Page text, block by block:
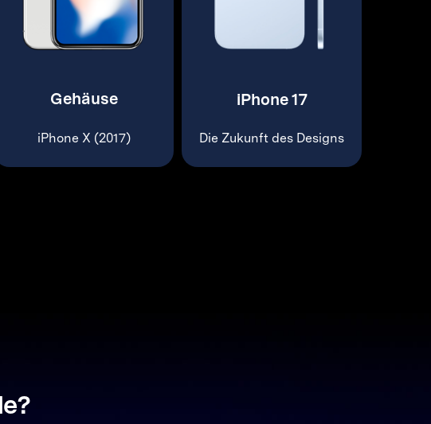
Gehäuse
iPhone X (2017)
iPhone 17
Die Zukunft des Designs